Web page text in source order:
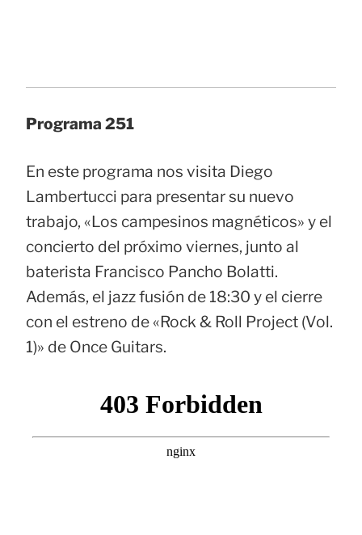
Programa 251
En este programa nos visita Diego
Lambertucci para presentar su nuevo
trabajo, «Los campesinos magnéticos» y el
concierto del próximo viernes, junto al
baterista Francisco Pancho Bolatti.
Además, el jazz fusión de 18:30 y el cierre
con el estreno de «Rock & Roll Project (Vol.
1)» de Once Guitars.